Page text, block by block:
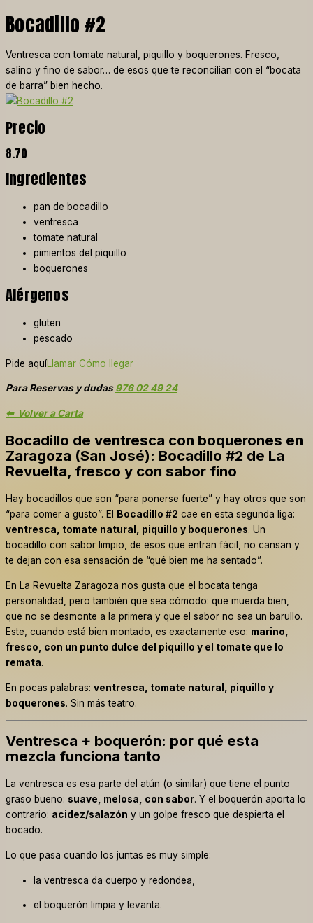
Bocadillo #2
Ventresca con tomate natural, piquillo y boquerones. Fresco,
salino y fino de sabor… de esos que te reconcilian con el “bocata
de barra” bien hecho.
Precio
8.70
Ingredientes
pan de bocadillo
ventresca
tomate natural
pimientos del piquillo
boquerones
Alérgenos
gluten
pescado
Pide aquíLlamar Cómo llegar
Para Reservas y dudas976 02 49 24
⬅ Volver a Carta
Bocadillo de ventresca con boquerones en
Zaragoza (San José): Bocadillo #2 de La
Revuelta, fresco y con sabor fino
Hay bocadillos que son “para ponerse fuerte” y hay otros que son
“para comer a gusto”. El
Bocadillo #2 cae en esta segunda liga:
ventresca, tomate natural, piquillo y boquerones. Un
bocadillo con sabor limpio, de esos que entran fácil, no cansan y
te dejan con esa sensación de “qué bien me ha sentado”.
En La Revuelta Zaragoza nos gusta que el bocata tenga
personalidad, pero también que sea cómodo: que muerda bien,
que no se desmonte a la primera y que el sabor no sea un barullo.
Este, cuando está bien montado, es exactamente eso: marino,
fresco, con un punto dulce del piquillo y el tomate que lo
remata.
En pocas palabras: ventresca, tomate natural, piquillo y
boquerones. Sin más teatro.
Ventresca + boquerón: por qué esta
mezcla funciona tanto
La ventresca es esa parte del atún (o similar) que tiene el punto
graso bueno: suave, melosa, con sabor. Y el boquerón aporta lo
contrario: acidez/salazón y un golpe fresco que despierta el
bocado.
Lo que pasa cuando los juntas es muy simple:
la ventresca da cuerpo y redondea,
el boquerón limpia y levanta.